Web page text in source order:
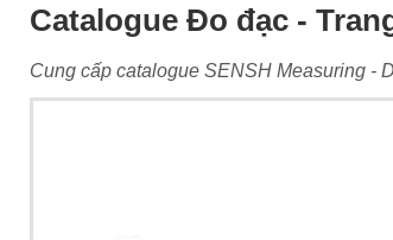
Catalogue Đo đạc -
Cung cấp catalogue SENSH Measuring -